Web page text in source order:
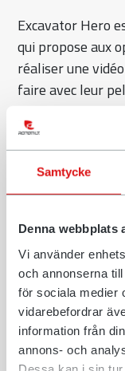
Samtycke
Denna webbplats
Vi använder
och annonserna
för sociala medier
vidarebefordrar
information från
annons- och
Excavator Hero
qui propose aux
réaliser une
faire avec leur
vote auprès du
Canada, a été
Excavator Hero
avait été
pourrais
Hero cette
mon entourage,
particulièrement
raconte Steve.